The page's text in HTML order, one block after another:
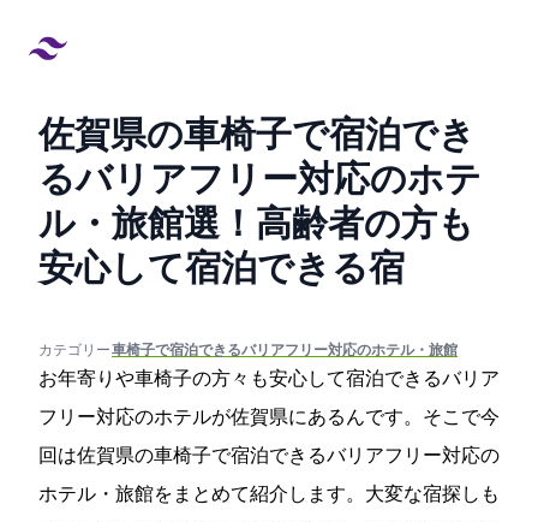
佐賀県の車椅子で宿泊でき
るバリアフリー対応のホテ
ル・旅館20選！高齢者の方も
安心して宿泊できる宿
カテゴリー:#車椅子で宿泊できるバリアフリー対応のホテル・旅館
お年寄りや車椅子の方々も安心して宿泊できるバリア
フリー対応のホテルが佐賀県にあるんです。そこで今
回は佐賀県の車椅子で宿泊できるバリアフリー対応の
ホテル・旅館をまとめて紹介します。大変な宿探しも